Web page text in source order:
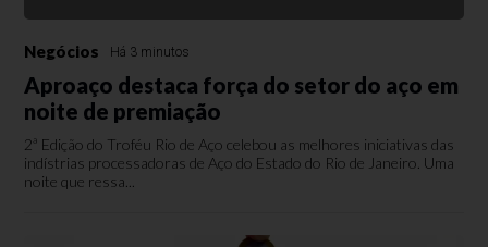
Negócios Há 3 minutos
Aproaço destaca força do setor do aço em
noite de premiação
2ª Edição do Troféu Rio de Aço celebou as melhores iniciativas das
indístrias processadoras de Aço do Estado do Rio de Janeiro. Uma
noite que ressa...